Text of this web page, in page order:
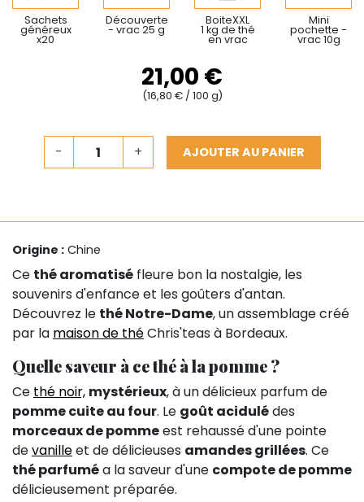
Sachets
généreux
x20
Découverte
- vrac 25 g
BoiteXXL
1 kg de thé
en vrac
Mini
pochette -
vrac 10g
21,00 €
(16,80 € / 100 g)
- + AJOUTER AU PANIER
Origine : Chine
Ce thé aromatisé fleure bon la nostalgie, les
souvenirs d'enfance et les goûters d'antan.
Découvrez le thé Notre-Dame, un assemblage créé
par la maison de théChris'teas à Bordeaux.
Quelle saveur à ce thé à la pomme ?
Ce thé noir, mystérieux, à un délicieux parfum de
pomme cuite au four. Le goût acidulédes
morceaux de pommeest rehaussé d'une pointe
devanilleet de délicieuses amandes grillées. Ce
thé parfuméa la saveur d'une compote de pomme
délicieusement préparée.